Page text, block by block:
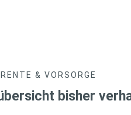
RENTE & VORSORGE
bisher